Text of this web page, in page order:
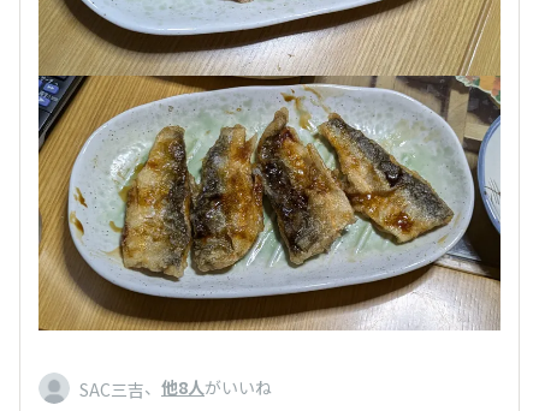
SAC三吉、 他8人がいいね